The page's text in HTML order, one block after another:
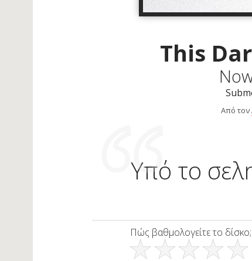
This
Από τον
Υπό το
Πώς βαθμολογείτε το δίσκο;